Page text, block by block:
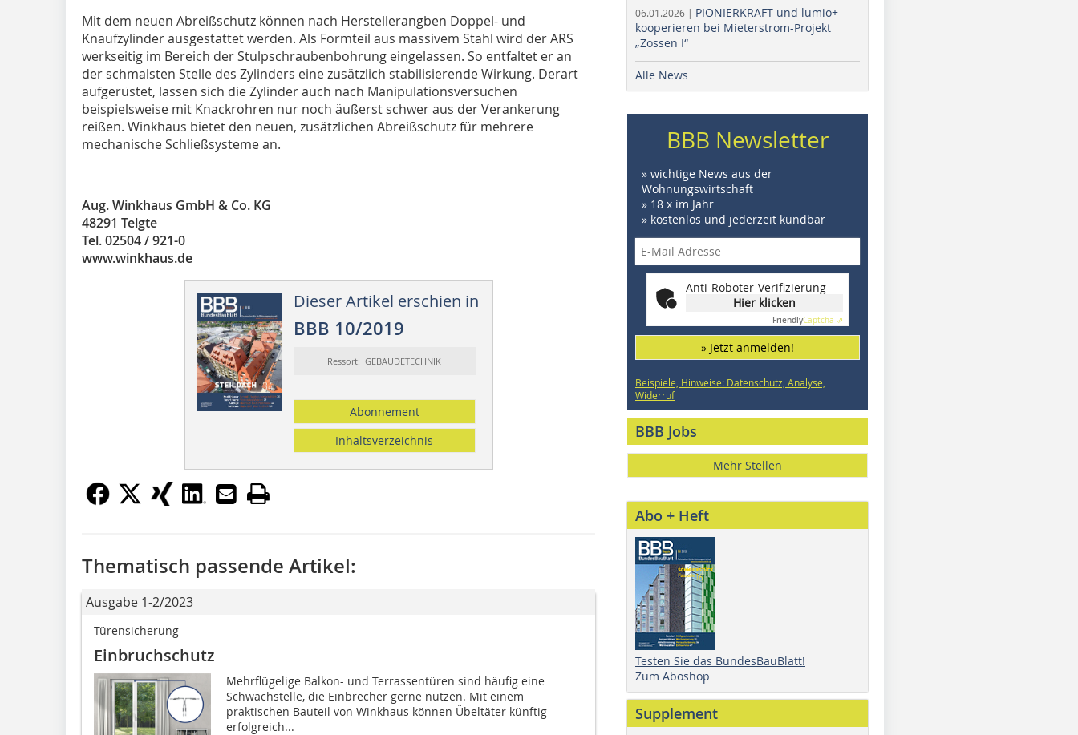
Mit dem neuen Abreißschutz können nach Herstellerangben Doppel- und
Knaufzylinder ausgestattet werden. Als Formteil aus massivem Stahl wird der ARS
werkseitig im Bereich der Stulpschraubenbohrung eingelassen. So entfaltet er an
der schmalsten Stelle des Zylinders eine zusätzlich stabilisierende Wirkung. Derart
aufgerüstet, lassen sich die Zylinder auch nach Manipulationsversuchen
beispielsweise mit Knackrohren nur noch äußerst schwer aus der Verankerung
reißen. Winkhaus bietet den neuen, zusätzlichen Abreißschutz für mehrere
mechanische Schließsysteme an.
Aug. Winkhaus GmbH & Co. KG
48291 Telgte
Tel. 02504 / 921-0
www.winkhaus.de
Dieser Artikel erschien in
BBB 10/2019
Ressort: GEBÄUDETECHNIK
Abonnement
Inhaltsverzeichnis
Thematisch passende Artikel:
Ausgabe 1-2/2023
Türensicherung
Einbruchschutz
Mehrflügelige Balkon- und Terrassentüren sind häufig eine
Schwachstelle, die Einbrecher gerne nutzen. Mit einem
praktischen Bauteil von Winkhaus können Übeltäter künftig
erfolgreich...
06.01.2026 | PIONIERKRAFT und lumio+
kooperieren bei Mieterstrom-Projekt
„Zossen I“
Alle News
BBB Newsletter
» wichtige News aus der
Wohnungswirtschaft
» 18 x im Jahr
» kostenlos und jederzeit kündbar
Anti-Roboter-Verifizierung
Hier klicken
FriendlyCaptcha ⇗
» Jetzt anmelden!
Beispiele, Hinweise: Datenschutz, Analyse,
Widerruf
BBB Jobs
Mehr Stellen
Abo + Heft
Testen Sie das BundesBauBlatt!
Zum Aboshop
Supplement